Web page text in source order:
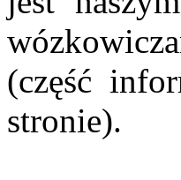
(część
stronie).